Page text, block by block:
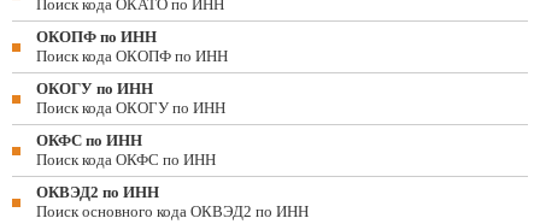
Поиск кода ОКАТО по ИНН
ОКОПФ по ИНН
Поиск кода ОКОПФ по ИНН
ОКОГУ по ИНН
Поиск кода ОКОГУ по ИНН
ОКФС по ИНН
Поиск кода ОКФС по ИНН
ОКВЭД2 по ИНН
Поиск основного кода ОКВЭД2 по ИНН